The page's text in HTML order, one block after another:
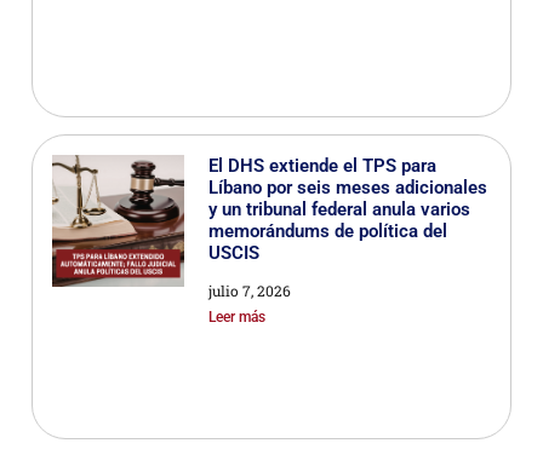
El DHS extiende el TPS para
Líbano por seis meses adicionales
y un tribunal federal anula varios
memorándums de política del
USCIS
julio 7, 2026
Leer más